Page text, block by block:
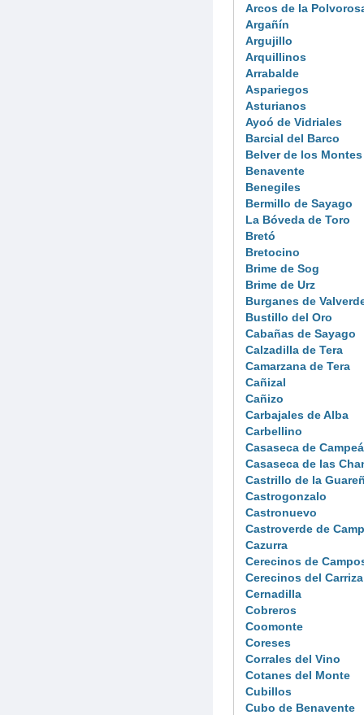
Arcos de la
Argañín
Argujillo
Arquillinos
Arrabalde
Aspariegos
Asturianos
Ayoó de Vidriales
Barcial del Barco
Belver de los Montes
Benavente
Benegiles
Bermillo de Sayago
La Bóveda de Toro
Bretó
Bretocino
Brime de Sog
Brime de Urz
Burganes de
Bustillo del Oro
Cabañas de Sayago
Calzadilla de Tera
Camarzana de Tera
Cañizal
Cañizo
Carbajales de Alba
Carbellino
Casaseca de
Casaseca de las
Castrillo de la
Castrogonzalo
Castronuevo
Castroverde de
Cazurra
Cerecinos de
Cerecinos del
Cernadilla
Cobreros
Coomonte
Coreses
Corrales del Vino
Cotanes del Monte
Cubillos
Cubo de Benavente